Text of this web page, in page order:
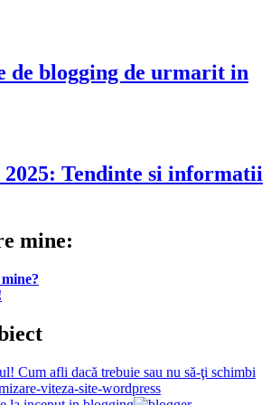
de blogging de urmarit in
Tendinte si informatii
mine:
Cum afli dacă trebuie sau nu să-ţi schimbi